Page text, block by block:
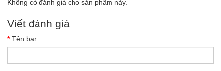
Không có đánh giá cho sản phẩm này.
Viết đánh giá
Tên bạn: